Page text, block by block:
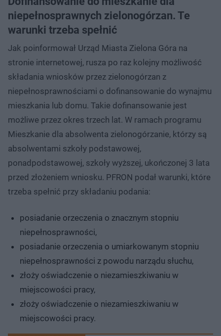
niepełnosprawnych zielonogórzan. Te
warunki trzeba spełnić
Jak poinformował Urząd Miasta Zielona Góra na
stronie internetowej, rusza po raz kolejny możliwość
składania wniosków przez zielonogórzan z
niepełnosprawnościami o dofinansowanie do wynajmu
mieszkania lub domu. Takie dofinansowanie jest
możliwe przez okres trzech lat. W ramach programu
Mieszkanie dla absolwenta zielonogórzanie, którzy są
absolwentami szkoły podstawowej,
ponadpodstawowej, szkoły wyższej, ukończonej 3 lata
przed złożeniem wniosku. PFRON podał warunki, które
trzeba spełnić przy składaniu podania:
posiadanie orzeczenia o znacznym stopniu
niepełnosprawności,
posiadanie orzeczenia o umiarkowanym stopniu
niepełnosprawności z powodu narządu słuchu,
złoży oświadczenie o niezamieszkiwaniu w
miejscowości pracy,
złoży oświadczenie o niezamieszkiwaniu w
miejscowości pracy.